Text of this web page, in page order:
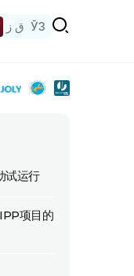
ق ز ЎЗ
试运行
项目的